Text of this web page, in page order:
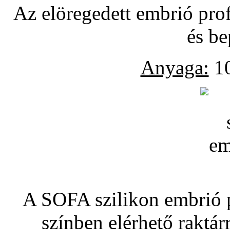
Az elöregedett embrió
és
Anyaga:
A SOFA szilikon embrió
színben elérhető